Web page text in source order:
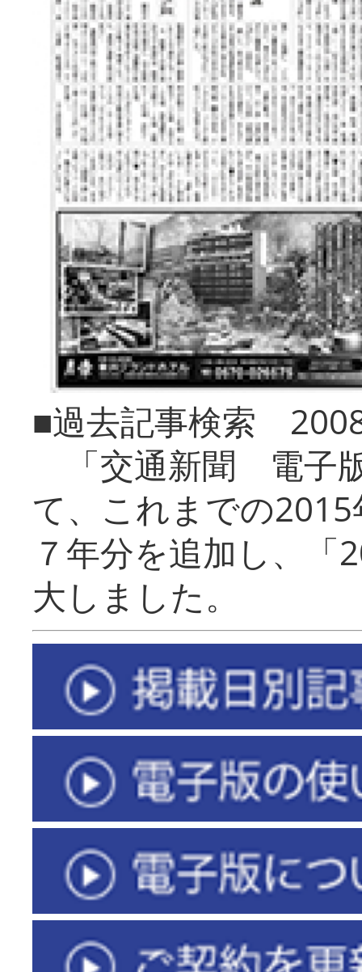
■過去記事検索
「交通新聞 電子
て、これまでの
７年分を追加し、「
大しまし